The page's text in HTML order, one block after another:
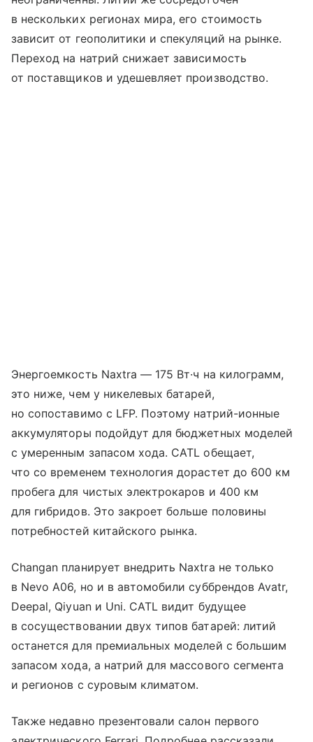
в нескольких регионах мира, его стоимость
зависит от геополитики и спекуляций на рынке.
Переход на натрий снижает зависимость
от поставщиков и удешевляет производство.
Энергоемкость Naxtra — 175 Вт·ч на килограмм,
это ниже, чем у никелевых батарей,
но сопоставимо с LFP. Поэтому натрий-ионные
аккумуляторы подойдут для бюджетных моделей
с умеренным запасом хода. CATL обещает,
что со временем технология дорастет до 600 км
пробега для чистых электрокаров и 400 км
для гибридов. Это закроет больше половины
потребностей китайского рынка.
Changan планирует внедрить Naxtra не только
в Nevo A06, но и в автомобили суббрендов Avatr,
Deepal, Qiyuan и Uni. CATL видит будущее
в сосуществовании двух типов батарей: литий
останется для премиальных моделей с большим
запасом хода, а натрий для массового сегмента
и регионов с суровым климатом.
Также недавно презентовали салон первого